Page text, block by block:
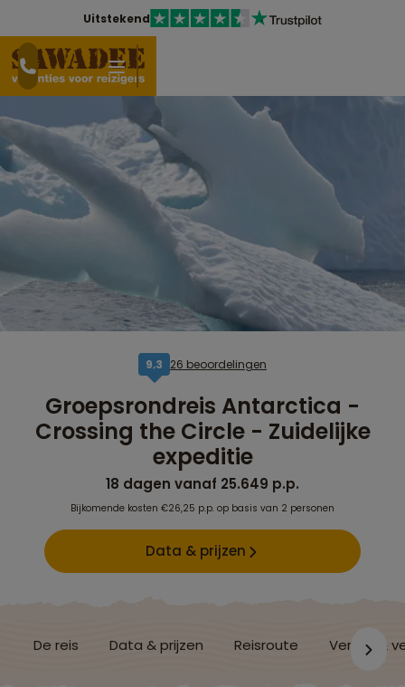
Uitstekend
9,3 26 beoordelingen
Groepsrondreis Antarctica -
Crossing the Circle - Zuidelijke
expeditie
18 dagen vanaf 25.649 p.p.
Bijkomende kosten €26,25 p.p. op basis van 2 personen
Data & prijzen
De reis Data & prijzen Reisroute Verblijf &